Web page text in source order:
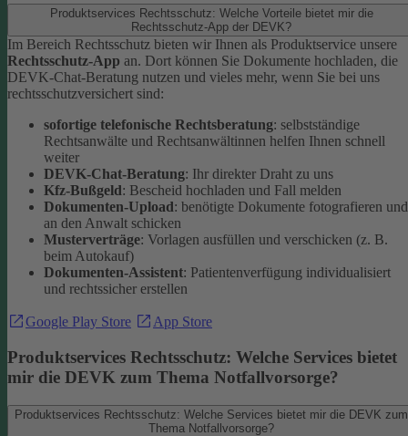
Produktservices Rechtsschutz: Welche Vorteile bietet mir die
Rechtsschutz-App der DEVK?
Im Bereich Rechtsschutz bieten wir Ihnen als Produktservice unsere
Rechtsschutz-App an. Dort können Sie Dokumente hochladen, die
DEVK-Chat-Beratung nutzen und vieles mehr, wenn Sie bei uns
rechtsschutzversichert sind:
sofortige telefonische Rechtsberatung: selbstständige
Rechtsanwälte und Rechtsanwältinnen helfen Ihnen schnell
weiter
DEVK-Chat-Beratung: Ihr direkter Draht zu uns
Kfz-Bußgeld: Bescheid hochladen und Fall melden
Dokumenten-Upload: benötigte Dokumente fotografieren und
an den Anwalt schicken
Musterverträge: Vorlagen ausfüllen und verschicken (z. B.
beim Autokauf)
Dokumenten-Assistent: Patientenverfügung individualisiert
und rechtssicher erstellen
Google Play Store App Store
Produktservices Rechtsschutz: Welche Services bietet
mir die DEVK zum Thema Notfallvorsorge?
Produktservices Rechtsschutz: Welche Services bietet mir die DEVK zum
Thema Notfallvorsorge?